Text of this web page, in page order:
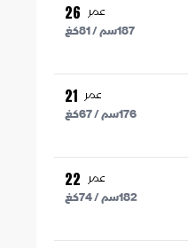
عمر 26
187سم /81كغ
عمر 21
176سم /67كغ
عمر 22
182سم /74كغ